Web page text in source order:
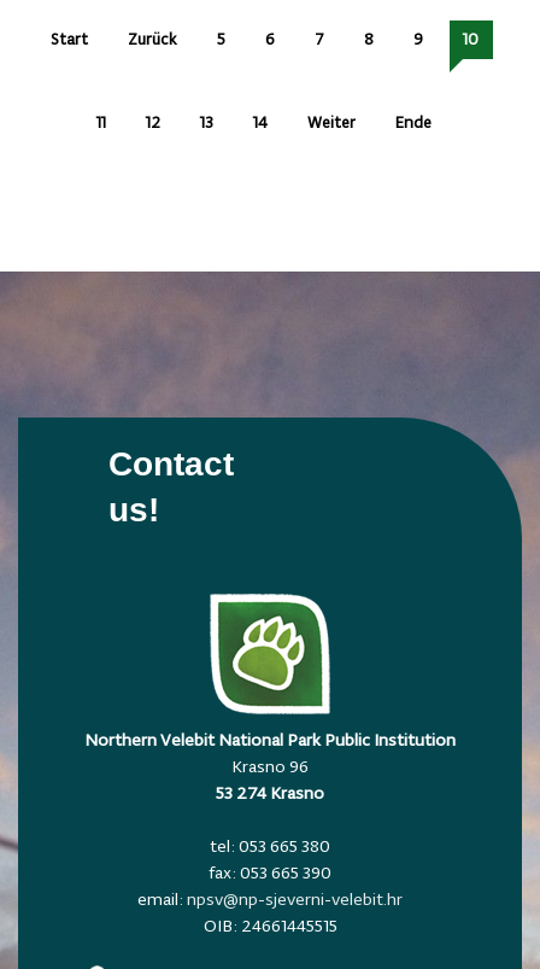
Start Zurück 5 6 7 8 9 10
11 12 13 14 Weiter Ende
Contact
us!
Northern Velebit National Park Public Institution
Krasno 96
53 274 Krasno
tel: 053 665 380
fax: 053 665 390
email: npsv@np-sjeverni-velebit.hr
OIB: 24661445515